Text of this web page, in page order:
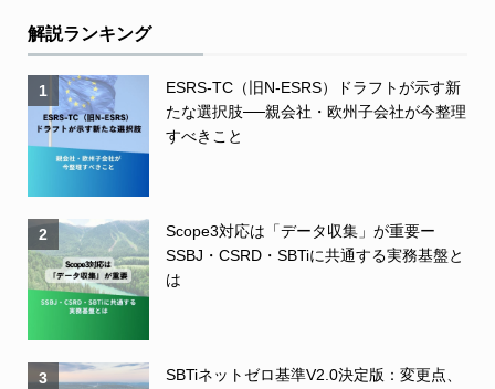
解説ランキング
1
ESRS-TC（旧N-ESRS）ドラフトが示す新
たな選択肢──親会社・欧州子会社が今整理
すべきこと
2
Scope3対応は「データ収集」が重要ー
SSBJ・CSRD・SBTiに共通する実務基盤と
は
3
SBTiネットゼロ基準V2.0決定版：変更点、